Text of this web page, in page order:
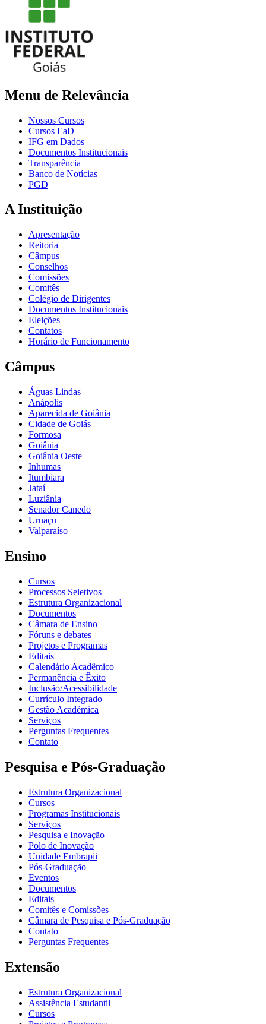
Menu de Relevância
Nossos Cursos
Cursos EaD
IFG em Dados
Documentos Institucionais
Transparência
Banco de Notícias
PGD
A Instituição
Apresentação
Reitoria
Câmpus
Conselhos
Comissões
Comitês
Colégio de Dirigentes
Documentos Institucionais
Eleições
Contatos
Horário de Funcionamento
Câmpus
Águas Lindas
Anápolis
Aparecida de Goiânia
Cidade de Goiás
Formosa
Goiânia
Goiânia Oeste
Inhumas
Itumbiara
Jataí
Luziânia
Senador Canedo
Uruaçu
Valparaíso
Ensino
Cursos
Processos Seletivos
Estrutura Organizacional
Documentos
Câmara de Ensino
Fóruns e debates
Projetos e Programas
Editais
Calendário Acadêmico
Permanência e Êxito
Inclusão/Acessibilidade
Currículo Integrado
Gestão Acadêmica
Serviços
Perguntas Frequentes
Contato
Pesquisa e Pós-Graduação
Estrutura Organizacional
Cursos
Programas Institucionais
Serviços
Pesquisa e Inovação
Polo de Inovação
Unidade Embrapii
Pós-Graduação
Eventos
Documentos
Editais
Comitês e Comissões
Câmara de Pesquisa e Pós-Graduação
Contato
Perguntas Frequentes
Extensão
Estrutura Organizacional
Assistência Estudantil
Cursos